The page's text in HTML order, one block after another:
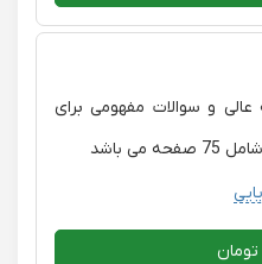
و سوالات مفهومی برای
باشد